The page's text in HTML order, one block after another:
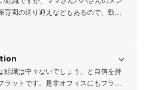
育園の送り迎えなどもあるので、勤務
組織は中々ないでしょう。と自信を持
ラットです。是非オフィスにもフラッ